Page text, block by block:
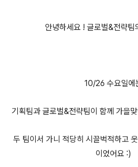
안녕하세요 ! 글로벌&전략
10/26 수요일에
기획팀과 글로벌&전략팀이 함께 가을
두 팀이서 가니 적당히 시끌벅적하고
이었어요 :)